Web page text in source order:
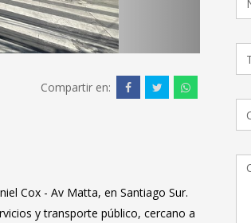
Compartir en:
Cox - Av Matta, en Santiago Sur.
y transporte público, cercano a